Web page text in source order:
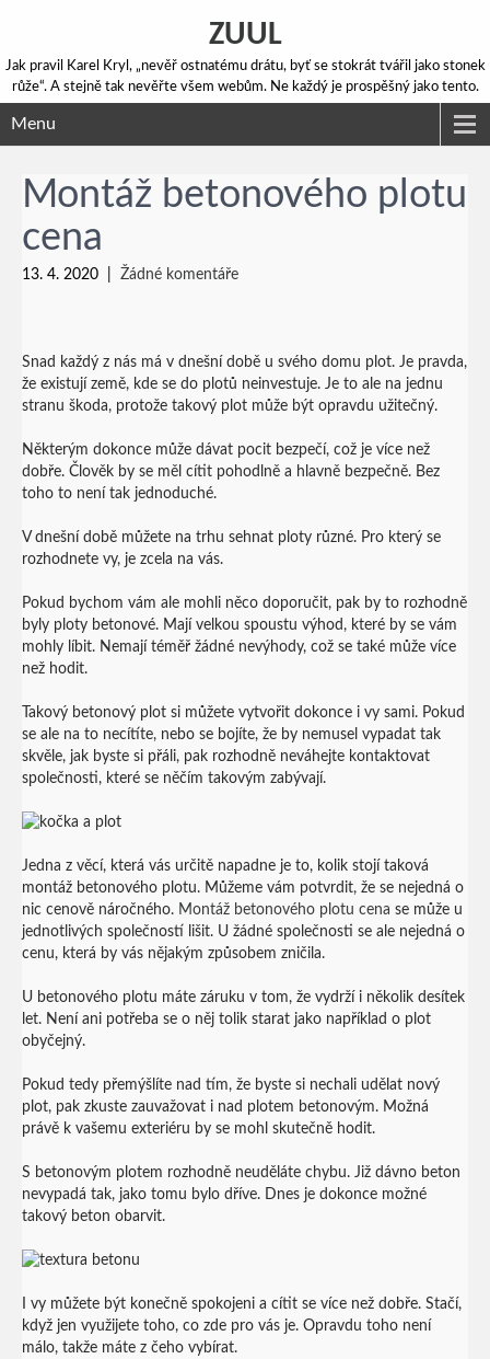
ZUUL
Jak pravil Karel Kryl, „nevěř ostnatému drátu, byť se stokrát tvářil jako stonek
růže“. A stejně tak nevěřte všem webům. Ne každý je prospěšný jako tento.
Menu
Montáž betonového plotu
cena
13. 4. 2020 Žádné komentáře
Snad každý z nás má v dnešní době u svého domu plot. Je pravda,
že existují země, kde se do plotů neinvestuje. Je to ale na jednu
stranu škoda, protože takový plot může být opravdu užitečný.
Některým dokonce může dávat pocit bezpečí, což je více než
dobře. Člověk by se měl cítit pohodlně a hlavně bezpečně. Bez
toho to není tak jednoduché.
V dnešní době můžete na trhu sehnat ploty různé. Pro který se
rozhodnete vy, je zcela na vás.
Pokud bychom vám ale mohli něco doporučit, pak by to rozhodně
byly ploty betonové. Mají velkou spoustu výhod, které by se vám
mohly líbit. Nemají téměř žádné nevýhody, což se také může více
než hodit.
Takový betonový plot si můžete vytvořit dokonce i vy sami. Pokud
se ale na to necítíte, nebo se bojíte, že by nemusel vypadat tak
skvěle, jak byste si přáli, pak rozhodně neváhejte kontaktovat
společnosti, které se něčím takovým zabývají.
Jedna z věcí, která vás určitě napadne je to, kolik stojí taková
montáž betonového plotu. Můžeme vám potvrdit, že se nejedná o
nic cenově náročného. Montáž betonového plotu cena se může u
jednotlivých společností lišit. U žádné společnosti se ale nejedná o
cenu, která by vás nějakým způsobem zničila.
U betonového plotu máte záruku v tom, že vydrží i několik desítek
let. Není ani potřeba se o něj tolik starat jako například o plot
obyčejný.
Pokud tedy přemýšlíte nad tím, že byste si nechali udělat nový
plot, pak zkuste zauvažovat i nad plotem betonovým. Možná
právě k vašemu exteriéru by se mohl skutečně hodit.
S betonovým plotem rozhodně neuděláte chybu. Již dávno beton
nevypadá tak, jako tomu bylo dříve. Dnes je dokonce možné
takový beton obarvit.
I vy můžete být konečně spokojeni a cítit se více než dobře. Stačí,
když jen využijete toho, co zde pro vás je. Opravdu toho není
málo, takže máte z čeho vybírat.